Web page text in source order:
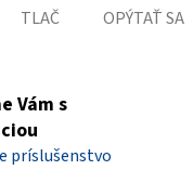
TLAČ OPÝTAŤ SA
Vám s
príslušenstvo